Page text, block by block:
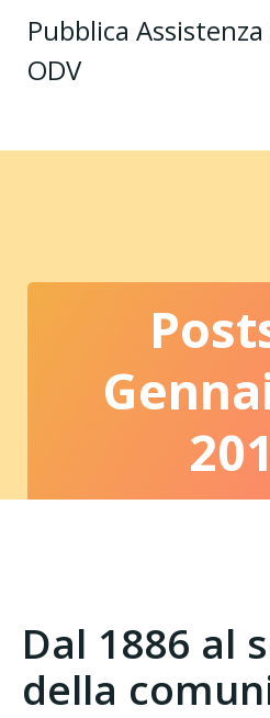
al
Pubblica Assistenza
ODV
Dal 1886 al
della